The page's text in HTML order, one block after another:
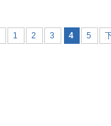
1 2 3 4 5